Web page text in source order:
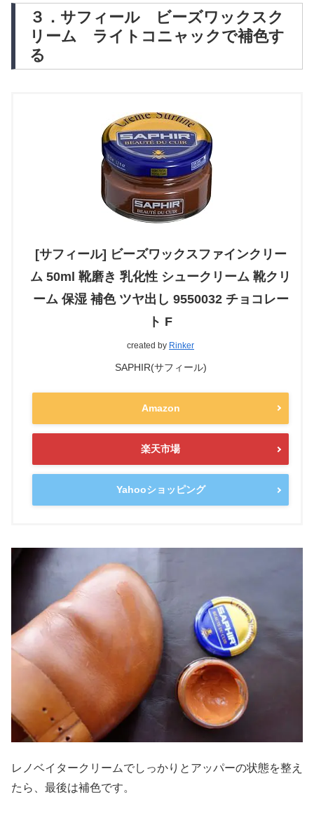
３．サフィール ビーズワックスク
リーム ライトコニャックで補色す
る
[サフィール] ビーズワックスファインクリー
ム 50ml 靴磨き 乳化性 シュークリーム 靴クリ
ーム 保湿 補色 ツヤ出し 9550032 チョコレー
ト F
created by Rinker
SAPHIR(サフィール)
Amazon
楽天市場
Yahooショッピング
レノベイタークリームでしっかりとアッパーの状態を整え
たら、最後は補色です。